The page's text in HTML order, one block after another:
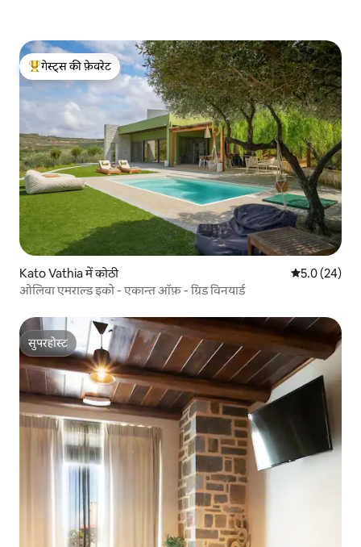
गेस्ट्स का टॉप फ़ेवरेट
गेस्ट्स की फ़ेवरेट
Kato Vathia में कोठी औसत रेटिंग 5
5.0 (24)
ओलिवा एमराल्ड इको - एकान्त ऑफ़ - ग्रिड विनयार्ड
सुपरहोस्ट
सुपरहोस्ट